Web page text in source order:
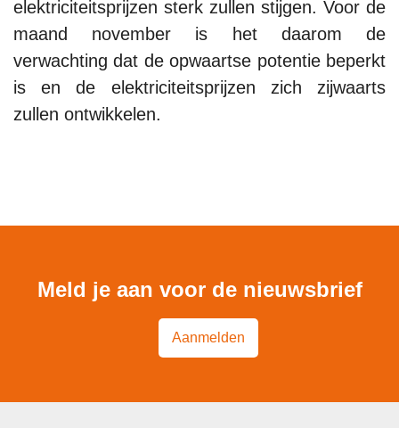
elektriciteitsprijzen sterk zullen stijgen. Voor de
maand november is het daarom de
verwachting dat de opwaartse potentie beperkt
is en de elektriciteitsprijzen zich zijwaarts
zullen ontwikkelen.
Meld je aan voor de nieuwsbrief
Aanmelden